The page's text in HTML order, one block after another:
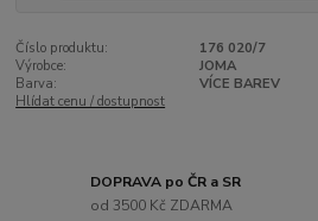
Číslo produktu:
176 020/7
Výrobce:
JOMA
Barva:
VÍCE BAREV
Hlídat cenu / dostupnost
DOPRAVA po ČR a SR
od 3500 Kč ZDARMA